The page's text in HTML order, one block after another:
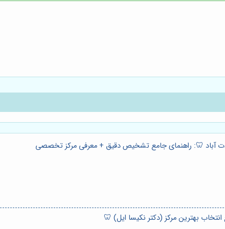
آباد 🦷: راهنمای جامع تشخیص دقیق + معرفی مرکز تخصصی
بهترین مرکز (دکتر نکیسا ایل) 🦷